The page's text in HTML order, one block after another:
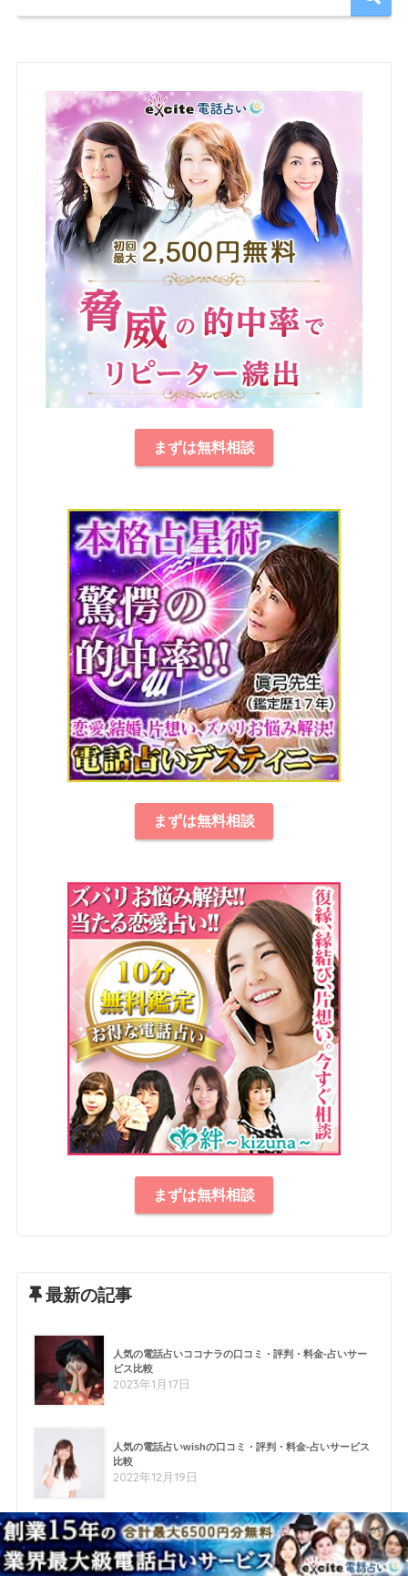
まずは無料相談
まずは無料相談
まずは無料相談
最新の記事
人気の電話占いココナラの口コミ・評判・料金-占いサー
ビス比較
2023年1月17日
人気の電話占いwishの口コミ・評判・料金-占いサービス
比較
2022年12月19日
人気の電話占い【みらい】の口コミ・評判・料金-占いサ
ービス比較
2022年12月19日